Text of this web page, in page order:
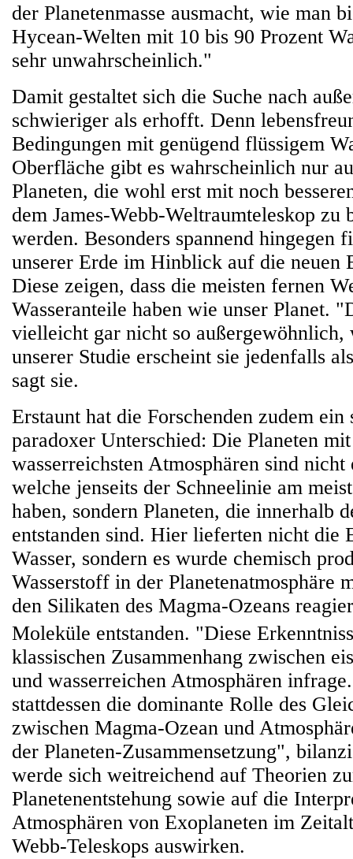
der Planetenmasse ausmacht, wie man
Hycean-Welten mit 10 bis 90 Prozent
sehr unwahrscheinlich."
Damit gestaltet sich die Suche nach
schwieriger als erhofft. Denn
Bedingungen mit genügend flüssigem
Oberfläche gibt es wahrscheinlich nur
Planeten, die wohl erst mit noch
dem James-Webb-Weltraumteleskop zu
werden. Besonders spannend hingegen
unserer Erde im Hinblick auf die neuen
Diese zeigen, dass die meisten fernen
Wasseranteile haben wie unser Planet.
vielleicht gar nicht so
unserer Studie erscheint sie jedenfalls
sagt sie.
Erstaunt hat die Forschenden zudem ein
paradoxer Unterschied: Die Planeten
wasserreichsten Atmosphären sind
welche jenseits der Schneelinie am
haben, sondern Planeten, die innerhalb
entstanden sind. Hier lieferten nicht die
Wasser, sondern es wurde chemisch
Wasserstoff in der Planetenatmosphäre
den Silikaten des Magma-Ozeans
Moleküle entstanden. "Diese
klassischen Zusammenhang zwischen
und wasserreichen Atmosphären
stattdessen die dominante Rolle des
zwischen Magma-Ozean und
der Planeten-Zusammensetzung",
werde sich weitreichend auf Theorien
Planetenentstehung sowie auf die
Atmosphären von Exoplaneten im
Webb-Teleskops auswirken.